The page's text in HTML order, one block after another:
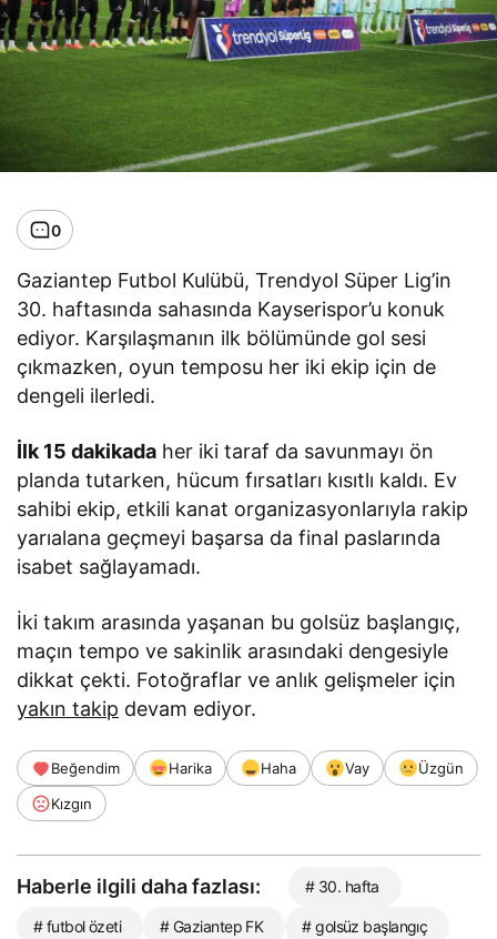
0
Gaziantep Futbol Kulübü, Trendyol Süper Lig’in
30. haftasında sahasında Kayserispor’u konuk
ediyor. Karşılaşmanın ilk bölümünde gol sesi
çıkmazken, oyun temposu her iki ekip için de
dengeli ilerledi.
İlk 15 dakikada her iki taraf da savunmayı ön
planda tutarken, hücum fırsatları kısıtlı kaldı. Ev
sahibi ekip, etkili kanat organizasyonlarıyla rakip
yarıalana geçmeyi başarsa da final paslarında
isabet sağlayamadı.
İki takım arasında yaşanan bu golsüz başlangıç,
maçın tempo ve sakinlik arasındaki dengesiyle
dikkat çekti. Fotoğraflar ve anlık gelişmeler için
yakın takip devam ediyor.
Beğendim Harika Haha Vay
Üzgün
Kızgın
Haberle ilgili daha fazlası: # 30. hafta
# futbol özeti # Gaziantep FK # golsüz başlangıç